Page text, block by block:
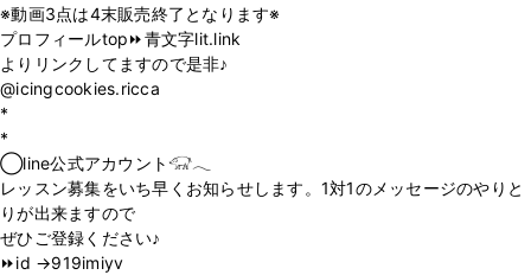
※動画3点は4末販売終了となります※
プロフィールtop⏩青文字lit.link
よりリンクしてますので是非♪
@icingcookies.ricca
*
*
◯line公式アカウント𓃟𓂃
レッスン募集をいち早くお知らせします。1対1のメッセージのやりと
りが出来ますので
ぜひご登録ください♪
⏩id →919imiyv